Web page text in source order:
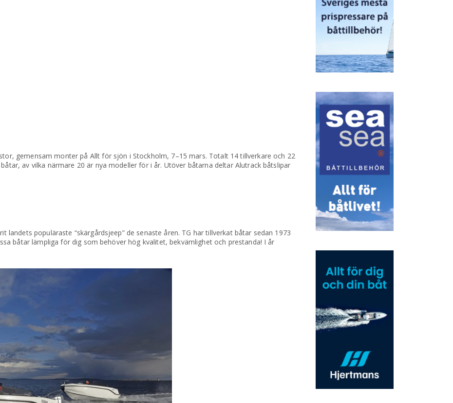
gemensam monter på Allt för sjön i Stockholm, 7–15 mars. Totalt 14 tillverkare och 22
av vilka närmare 20 är nya modeller för i år. Utöver båtarna deltar Alutrack båtslipar
landets populäraste “skärgårdsjeep” de senaste åren. TG har tillverkat båtar sedan 1973
båtar lämpliga för dig som behöver hög kvalitet, bekvämlighet och prestanda! I år